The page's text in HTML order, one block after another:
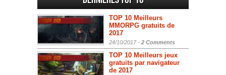
TOP 10 Meilleurs
MMORPG gratuits de
2017
24/10/2017 - 2 Comments
TOP 10 Meilleurs jeux
gratuits par navigateur
de 2017